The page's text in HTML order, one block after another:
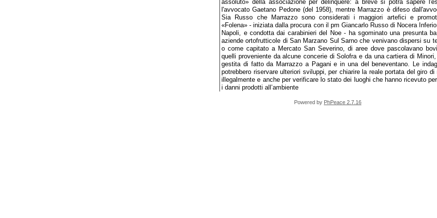
assoluto» della associazione per delinquere: a breve si potrà sapere
l'avvocato Gaetano Pedone (del 1958), mentre Marrazzo è difeso
Sia Russo che Marrazzo sono considerati i maggiori artefici e
«Folena» - iniziata dalla procura con il pm Giancarlo Russo di Nocera
Napoli, e condotta dai carabinieri del Noe - ha sgominato una presunta
aziende ortofrutticole di San Marzano Sul Sarno che venivano dispersi su
o come capitato a Mercato San Severino, di aree dove pascolavano
quelli proveniente da alcune concerie di Solofra e da una cartiera di
gestita di fatto da Marrazzo a Pagani e in una del beneventano. Le
potrebbero riservare ulteriori sviluppi, per chiarire la reale portata del giro
illegalmente e anche per verificare lo stato dei luoghi che hanno ricevuto
i danni prodotti all’ambiente
Powered by PhPeace 2.7.16